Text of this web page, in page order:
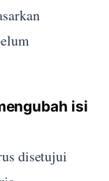
isi
disetujui